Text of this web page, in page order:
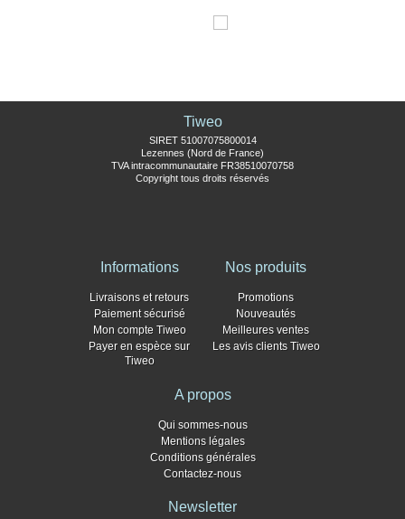
Tiweo
SIRET 51007075800014
Lezennes (Nord de France)
TVA intracommunautaire FR38510070758
Copyright tous droits réservés
Informations
Livraisons et retours
Paiement sécurisé
Mon compte Tiweo
Payer en espèce sur
Tiweo
Nos produits
Promotions
Nouveautés
Meilleures ventes
Les avis clients Tiweo
A propos
Qui sommes-nous
Mentions légales
Conditions générales
Contactez-nous
Newsletter